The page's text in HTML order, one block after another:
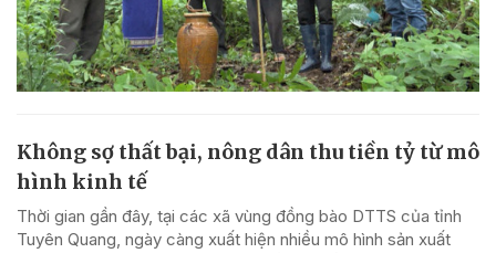
Không sợ thất bại, nông dân thu tiền tỷ từ mô
hình kinh tế
Thời gian gần đây, tại các xã vùng đồng bào DTTS của tỉnh
Tuyên Quang, ngày càng xuất hiện nhiều mô hình sản xuất